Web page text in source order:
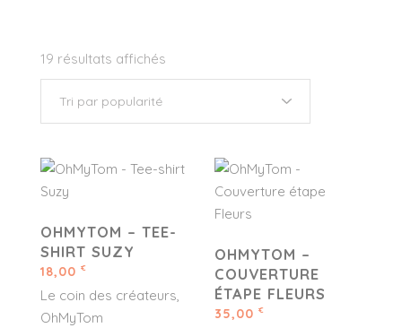
19 résultats affichés
OHMYTOM – TEE-
SHIRT SUZY
18,00 €
Le coin des créateurs
OhMyTom
OHMYTOM –
COUVERTURE
ÉTAPE FLEURS
35,00 €